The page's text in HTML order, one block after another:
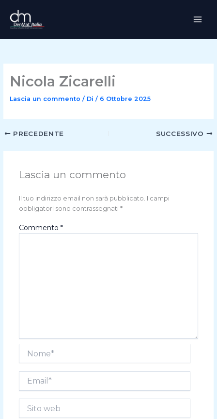
contenuto
Nicola Zicarelli
Lascia un commento / Di / 6 Ottobre 2025
PRECEDENTE SUCCESSIVO
Lascia un commento
Il tuo indirizzo email non sarà pubblicato. I campi
obbligatori sono contrassegnati *
Commento *
Email*
web